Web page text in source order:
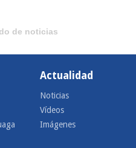
de noticias
Actualidad
Noticias
Vídeos
Imágenes